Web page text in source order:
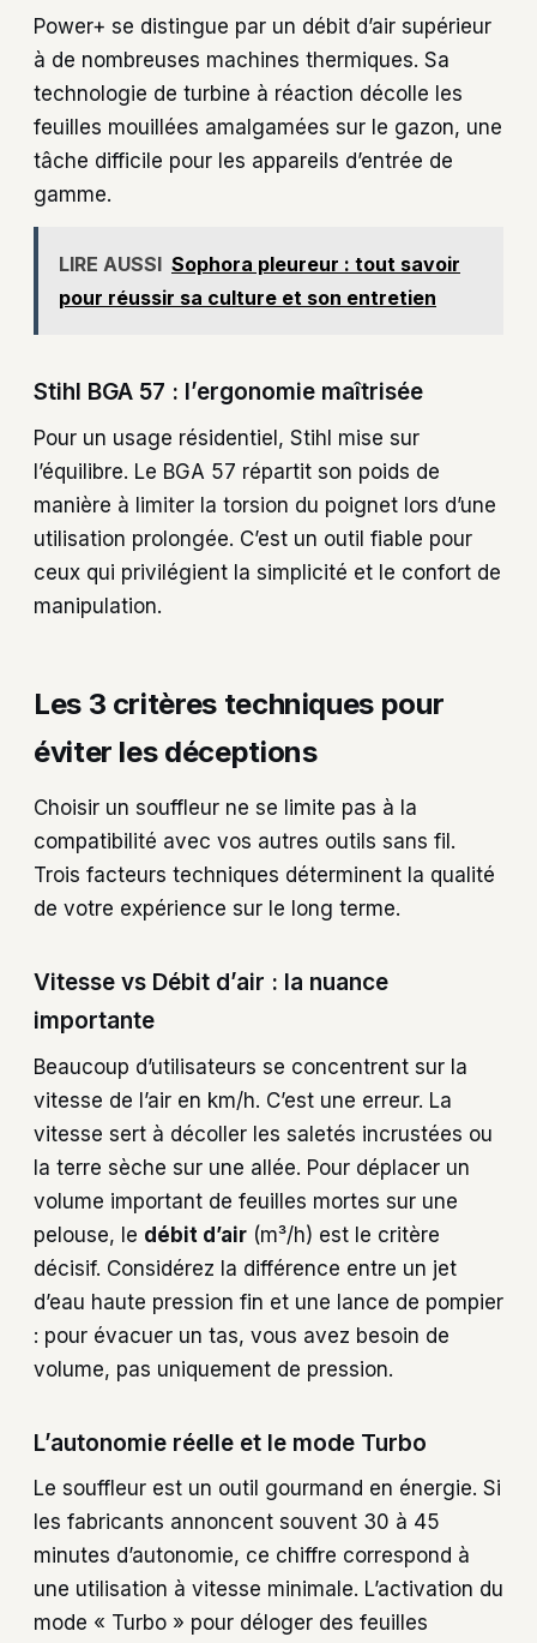
Power+ se distingue par un débit d’air supérieur
à de nombreuses machines thermiques. Sa
technologie de turbine à réaction décolle les
feuilles mouillées amalgamées sur le gazon, une
tâche difficile pour les appareils d’entrée de
gamme.
LIRE AUSSI Sophora pleureur : tout savoir
pour réussir sa culture et son entretien
Stihl BGA 57 : l’ergonomie maîtrisée
Pour un usage résidentiel, Stihl mise sur
l’équilibre. Le BGA 57 répartit son poids de
manière à limiter la torsion du poignet lors d’une
utilisation prolongée. C’est un outil fiable pour
ceux qui privilégient la simplicité et le confort de
manipulation.
Les 3 critères techniques pour
éviter les déceptions
Choisir un souffleur ne se limite pas à la
compatibilité avec vos autres outils sans fil.
Trois facteurs techniques déterminent la qualité
de votre expérience sur le long terme.
Vitesse vs Débit d’air : la nuance
importante
Beaucoup d’utilisateurs se concentrent sur la
vitesse de l’air en km/h. C’est une erreur. La
vitesse sert à décoller les saletés incrustées ou
la terre sèche sur une allée. Pour déplacer un
volume important de feuilles mortes sur une
pelouse, le débit d’air (m³/h) est le critère
décisif. Considérez la différence entre un jet
d’eau haute pression fin et une lance de pompier
: pour évacuer un tas, vous avez besoin de
volume, pas uniquement de pression.
L’autonomie réelle et le mode Turbo
Le souffleur est un outil gourmand en énergie. Si
les fabricants annoncent souvent 30 à 45
minutes d’autonomie, ce chiffre correspond à
une utilisation à vitesse minimale. L’activation du
mode « Turbo » pour déloger des feuilles